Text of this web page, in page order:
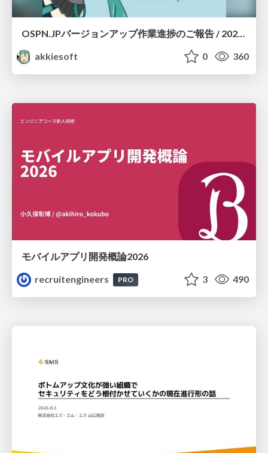
OSPN.JPバージョンアップ作業進捗のご報告 / 20260801-osc26kyoto
akkiesoft
0 360
モバイルアプリ開発概論2026
recruitengineers
PRO 3 490